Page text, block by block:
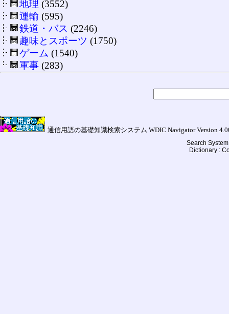
地理 (3552)
運輸 (595)
鉄道・バス (2246)
趣味とスポーツ (1750)
ゲーム (1540)
軍事 (283)
通信用語の基礎知識検索システム WDIC Navigator Version
Search
Dictionary :